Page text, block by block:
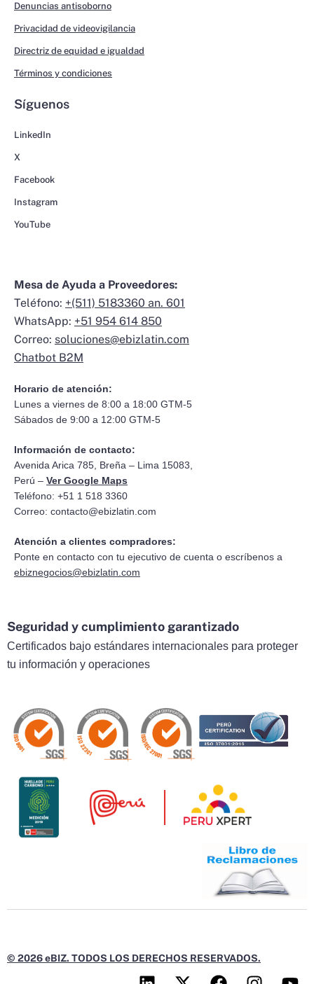
Denuncias antisoborno
Privacidad de videovigilancia
Directriz de equidad e igualdad
Términos y condiciones
Síguenos
LinkedIn
X
Facebook
Instagram
YouTube
Mesa de Ayuda a Proveedores:
Teléfono: +(511) 5183360 an. 601
WhatsApp: +51 954 614 850
Correo: soluciones@ebizlatin.com
Chatbot B2M
Horario de atención:
Lunes a viernes de 8:00 a 18:00 GTM-5
Sábados de 9:00 a 12:00 GTM-5
Información de contacto:
Avenida Arica 785, Breña – Lima 15083,
Perú – Ver Google Maps
Teléfono: +51 1 518 3360
Correo: contacto@ebizlatin.com
Atención a clientes compradores:
Ponte en contacto con tu ejecutivo de cuenta o escríbenos a
ebiznegocios@ebizlatin.com
Seguridad y cumplimiento garantizado
Certificados bajo estándares internacionales para proteger
tu información y operaciones
© 2026 eBIZ. TODOS LOS DERECHOS RESERVADOS.
L
X
F
I
Y